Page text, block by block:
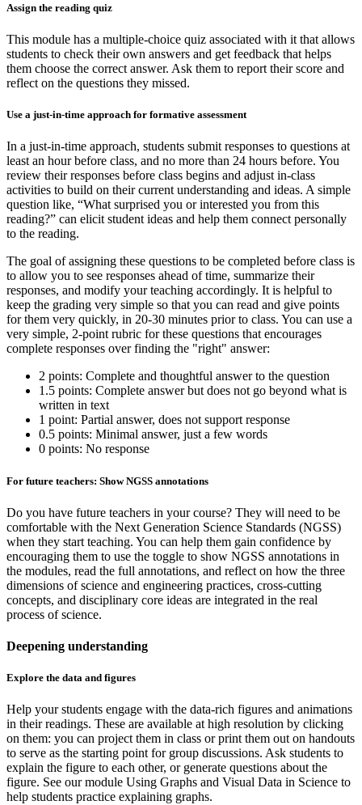
Assign the reading quiz
This module has a multiple-choice quiz associated with it that allows
students to check their own answers and get feedback that helps
them choose the correct answer. Ask them to report their score and
reflect on the questions they missed.
Use a just-in-time approach for formative assessment
In a just-in-time approach, students submit responses to questions at
least an hour before class, and no more than 24 hours before. You
review their responses before class begins and adjust in-class
activities to build on their current understanding and ideas. A simple
question like, “What surprised you or interested you from this
reading?” can elicit student ideas and help them connect personally
to the reading.
The goal of assigning these questions to be completed before class is
to allow you to see responses ahead of time, summarize their
responses, and modify your teaching accordingly. It is helpful to
keep the grading very simple so that you can read and give points
for them very quickly, in 20-30 minutes prior to class. You can use a
very simple, 2-point rubric for these questions that encourages
complete responses over finding the "right" answer:
2 points: Complete and thoughtful answer to the question
1.5 points: Complete answer but does not go beyond what is
written in text
1 point: Partial answer, does not support response
0.5 points: Minimal answer, just a few words
0 points: No response
For future teachers: Show NGSS annotations
Do you have future teachers in your course? They will need to be
comfortable with the Next Generation Science Standards (NGSS)
when they start teaching. You can help them gain confidence by
encouraging them to use the toggle to show NGSS annotations in
the modules, read the full annotations, and reflect on how the three
dimensions of science and engineering practices, cross-cutting
concepts, and disciplinary core ideas are integrated in the real
process of science.
Deepening understanding
Explore the data and figures
Help your students engage with the data-rich figures and animations
in their readings. These are available at high resolution by clicking
on them: you can project them in class or print them out on handouts
to serve as the starting point for group discussions. Ask students to
explain the figure to each other, or generate questions about the
figure. See our module Using Graphs and Visual Data in Science to
help students practice explaining graphs.